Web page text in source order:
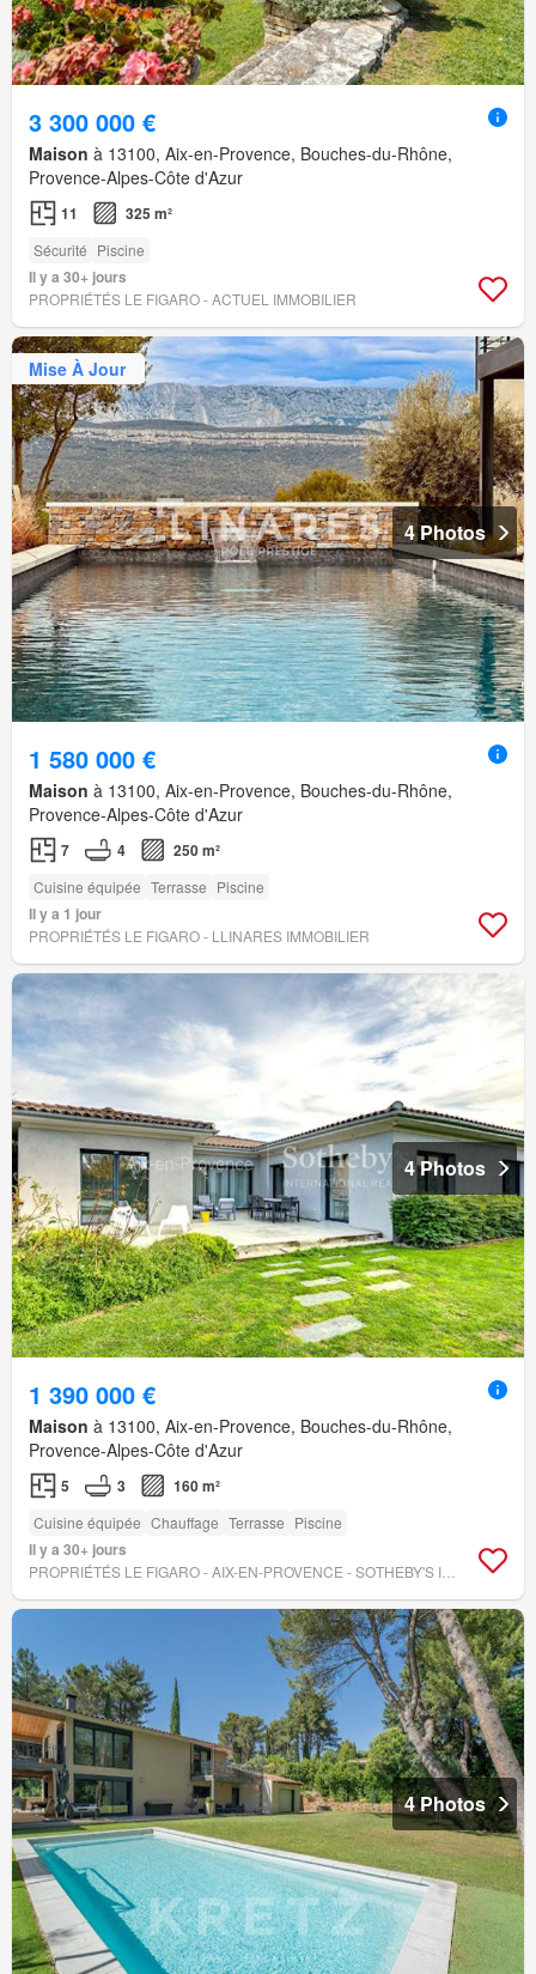
3 300 000 €
Maison à 13100, Aix-en-Provence, Bouches-du-Rhône,
Provence-Alpes-Côte d'Azur
11 325 m²
Sécurité Piscine
Il y a 30+ jours
PROPRIÉTÉS LE FIGARO - ACTUEL IMMOBILIER
Mise À Jour
4 Photos
1 580 000 €
Maison à 13100, Aix-en-Provence, Bouches-du-Rhône,
Provence-Alpes-Côte d'Azur
7 4 250 m²
Cuisine équipée Terrasse Piscine
Il y a 1 jour
PROPRIÉTÉS LE FIGARO - LLINARES IMMOBILIER
4 Photos
1 390 000 €
Maison à 13100, Aix-en-Provence, Bouches-du-Rhône,
Provence-Alpes-Côte d'Azur
5 3 160 m²
Cuisine équipée Chauffage Terrasse Piscine
Il y a 30+ jours
4 Photos